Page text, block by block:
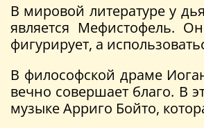
В мировой литературе у
является Мефистофель.
фигурирует, а
В философской драме
вечно совершает благо. В
музыке Арриго Бойто,